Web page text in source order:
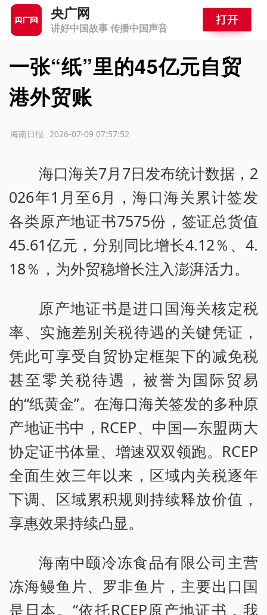
央广网
讲好中国故事 传播中国声音
一张“纸”里的45亿元自贸
港外贸账
2026-07-09 07:57:52
海南日报
海口海关7月7日发布统计数据，2
026年1月至6月，海口海关累计签发
各类原产地证书7575份，签证总货值
45.61亿元，分别同比增长4.12％、4.
18％，为外贸稳增长注入澎湃活力。
原产地证书是进口国海关核定税
率、实施差别关税待遇的关键凭证，
凭此可享受自贸协定框架下的减免税
甚至零关税待遇，被誉为国际贸易
的“纸黄金”。在海口海关签发的多种原
产地证书中，RCEP、中国—东盟两大
协定证书体量、增速双双领跑。RCEP
全面生效三年以来，区域内关税逐年
下调、区域累积规则持续释放价值，
享惠效果持续凸显。
海南中颐冷冻食品有限公司主营
冻海鳗鱼片、罗非鱼片，主要出口国
是日本。“依托RCEP原产地证书，我